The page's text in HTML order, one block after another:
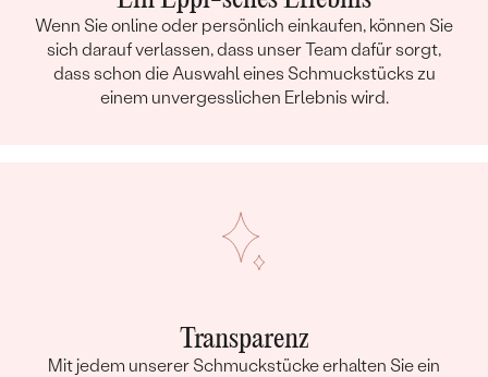
Wenn Sie online oder persönlich einkaufen, können Sie
sich darauf verlassen, dass unser Team dafür sorgt,
dass schon die Auswahl eines Schmuckstücks zu
einem unvergesslichen Erlebnis wird.
Transparenz
Mit jedem unserer Schmuckstücke erhalten Sie ein